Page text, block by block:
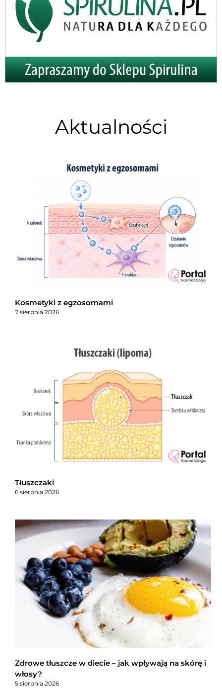
Aktualności
Kosmetyki z egzosomami
7 sierpnia 2026
Tłuszczaki
6 sierpnia 2026
Zdrowe tłuszcze w diecie – jak wpływają na skórę i
włosy?
5 sierpnia 2026